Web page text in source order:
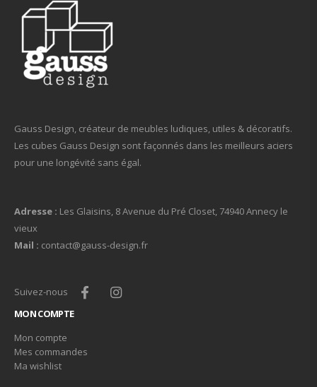
Gauss Design, créateur de meubles ludiques, utiles & décoratifs.
Les cubes Gauss Design sont façonnés dans les meilleurs aciers
pour une longévité sans égal.
Adresse : Les Glaisins, 8 Avenue du Pré Closet, 74940 Annecy le
vieux
Mail : contact@gauss-design.fr
Suivez-nous
MON COMPTE
Mon compte
Mes commandes
Ma wishlist